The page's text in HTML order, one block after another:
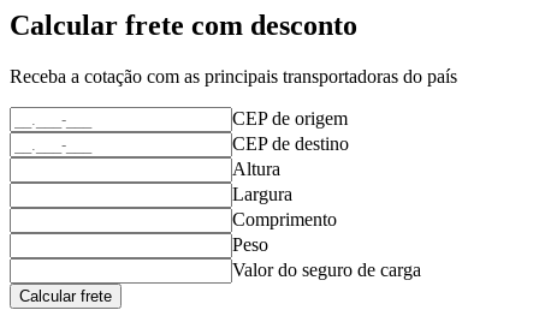
Calcular frete com desconto
Receba a cotação com as principais transportadoras do país
CEP de origem
CEP de destino
Altura
Largura
Comprimento
Peso
Valor do seguro de carga
Calcular frete